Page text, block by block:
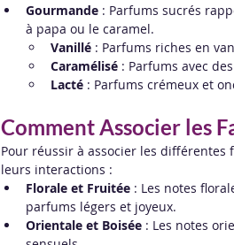
Gourmande : Parfums sucrés
à papa ou le caramel.
Vanillé : Parfums riches en
Caramélisé : Parfums avec
Lacté : Parfums crémeux et
Comment Associer les
Pour réussir à associer les
leurs interactions :
Florale et Fruitée : Les notes
parfums légers et joyeux.
Orientale et Boisée : Les notes